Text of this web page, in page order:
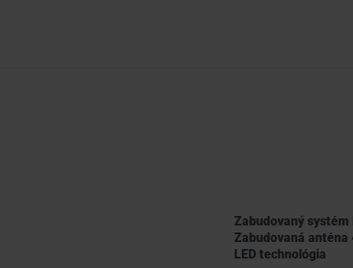
Zabudovaný systém
Zabudovaná anténa
LED technológia